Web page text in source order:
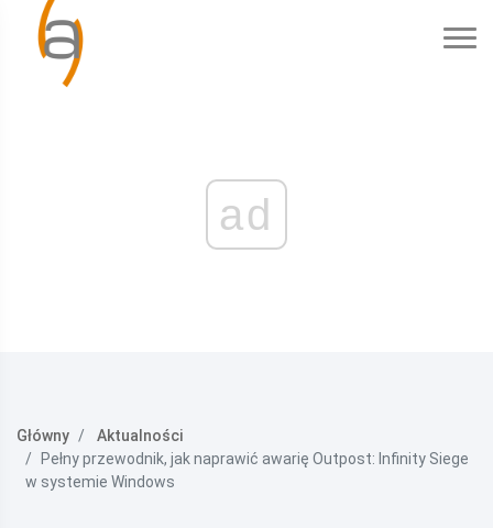
ad
Główny
Aktualności
Pełny przewodnik, jak naprawić awarię Outpost: Infinity Siege
w systemie Windows